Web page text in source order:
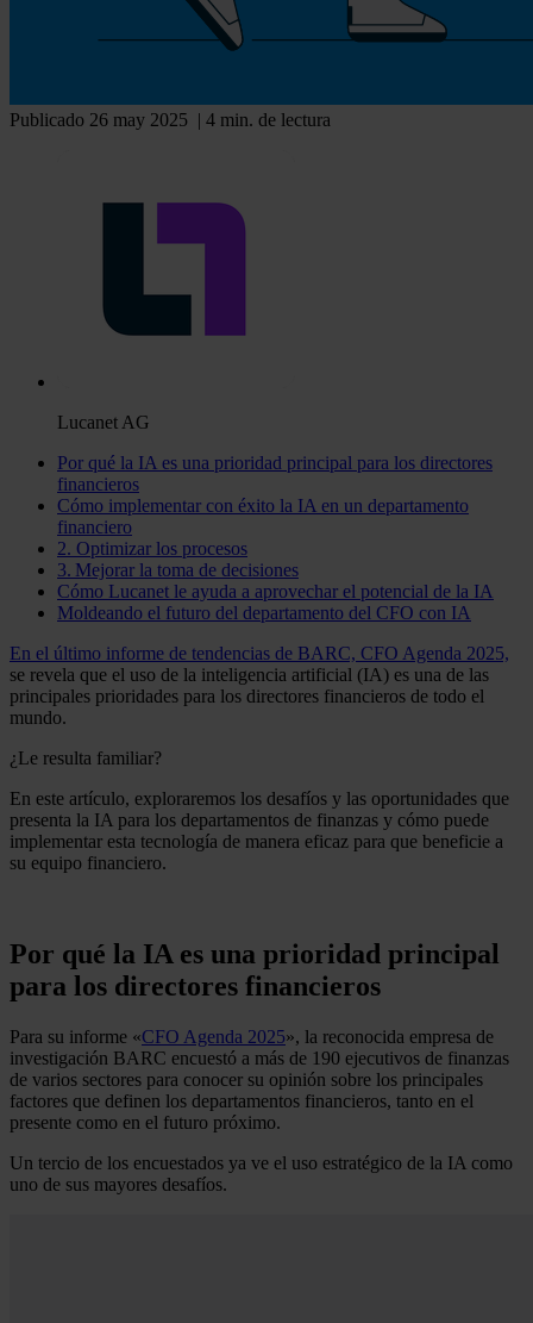
Publicado 26 may 2025 | 4 min. de lectura
Lucanet AG
Por qué la IA es una prioridad principal para los directores
financieros
Cómo implementar con éxito la IA en un departamento
financiero
2. Optimizar los procesos
3. Mejorar la toma de decisiones
Cómo Lucanet le ayuda a aprovechar el potencial de la IA
Moldeando el futuro del departamento del CFO con IA
En el último informe de tendencias de BARC, CFO Agenda 2025,
se revela que el uso de la inteligencia artificial (IA) es una de las
principales prioridades para los directores financieros de todo el
mundo.
¿Le resulta familiar?
En este artículo, exploraremos los desafíos y las oportunidades que
presenta la IA para los departamentos de finanzas y cómo puede
implementar esta tecnología de manera eficaz para que beneficie a
su equipo financiero.
Por qué la IA es una prioridad principal
para los directores financieros
Para su informe «CFO Agenda 2025», la reconocida empresa de
investigación BARC encuestó a más de 190 ejecutivos de finanzas
de varios sectores para conocer su opinión sobre los principales
factores que definen los departamentos financieros, tanto en el
presente como en el futuro próximo.
Un tercio de los encuestados ya ve el uso estratégico de la IA como
uno de sus mayores desafíos.